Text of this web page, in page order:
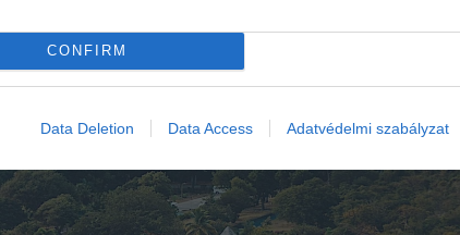
CONFIRM
Data Deletion Data Access Adatvédelmi szabályzat